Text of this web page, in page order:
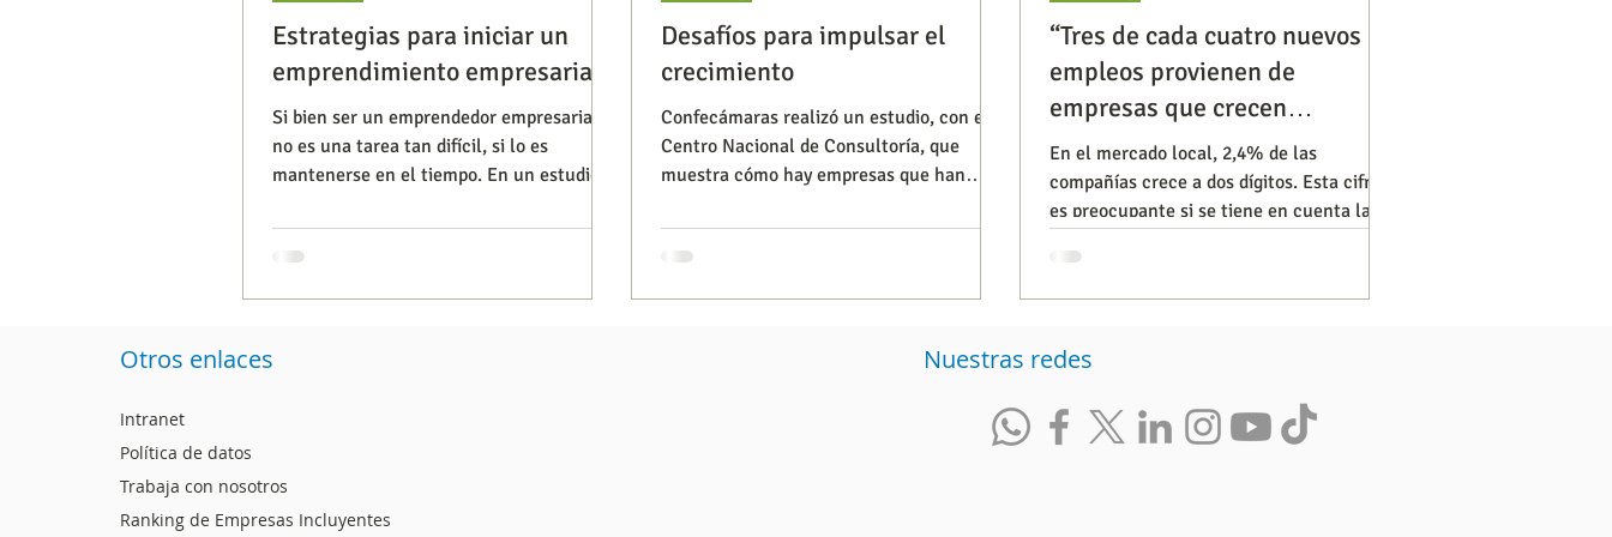
Segmentación, hábitos y usos Diversidad
Consumo de medios Eficiencia publicitaria Prueba de producto Generadores de ideas
Estrategias para iniciar un
emprendimiento empresarial
Si bien ser un emprendedor empresarial
no es una tarea tan difícil, si lo es
mantenerse en el tiempo. En un estudio,
Desafíos para impulsar el
crecimiento
Confecámaras realizó un estudio, con el
Centro Nacional de Consultoría, que
muestra cómo hay empresas que han
“Tres de cada cuatro nuevos
empleos provienen de
empresas que crecen
aceleradamente”
En el mercado local, 2,4% de las
compañías crece a dos dígitos. Esta cifra
es preocupante si se tiene en cuenta la
Otros enlaces
Intranet
Política de datos
Trabaja con nosotros
Ranking de Empresas Incluyentes
Nuestras redes